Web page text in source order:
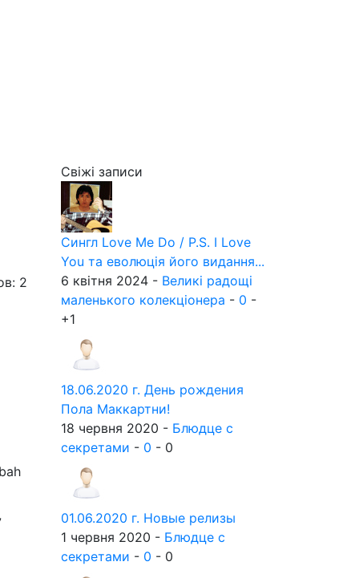
2
Свіжі записи
Сингл Love Me Do / P.S. I Love
You та еволюція його видання...
6 квітня 2024 - Великі радощі
маленького колекціонера - 0 -
+1
18.06.2020 г. День рождения
Пола Маккартни!
18 червня 2020 - Блюдце с
секретами - 0 - 0
01.06.2020 г. Новые релизы
1 червня 2020 - Блюдце с
секретами - 0 - 0